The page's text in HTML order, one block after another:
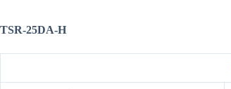
TSR-25DA-H